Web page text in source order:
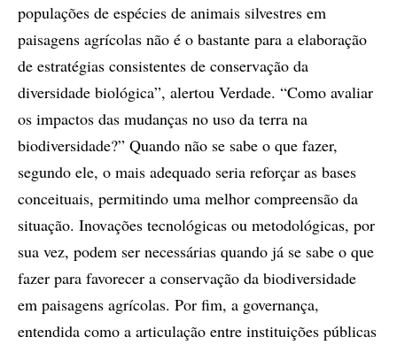
populações de espécies de animais silvestres em
paisagens agrícolas não é o bastante para a elaboração
de estratégias consistentes de conservação da
diversidade biológica”, alertou Verdade. “Como avaliar
os impactos das mudanças no uso da terra na
biodiversidade?” Quando não se sabe o que fazer,
segundo ele, o mais adequado seria reforçar as bases
conceituais, permitindo uma melhor compreensão da
situação. Inovações tecnológicas ou metodológicas, por
sua vez, podem ser necessárias quando já se sabe o que
fazer para favorecer a conservação da biodiversidade
em paisagens agrícolas. Por fim, a governança,
entendida como a articulação entre instituições públicas